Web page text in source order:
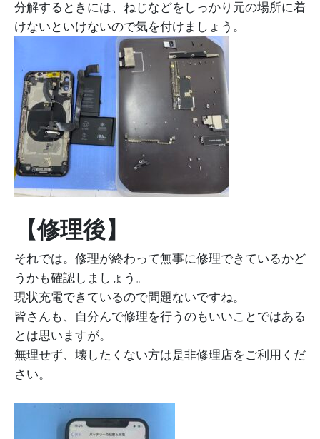
分解するときには、ねじなどをしっかり元の場所に着
けないといけないので気を付けましょう。
【修理後】
それでは。修理が終わって無事に修理できているかど
うかも確認しましょう。
現状充電できているので問題ないですね。
皆さんも、自分んで修理を行うのもいいことではある
とは思いますが。
無理せず、壊したくない方は是非修理店をご利用くだ
さい。